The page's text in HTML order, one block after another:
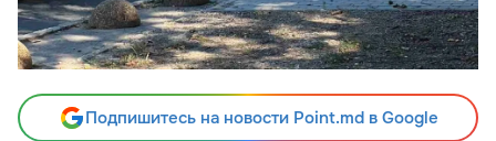
Подпишитесь на новости Point.md в Google